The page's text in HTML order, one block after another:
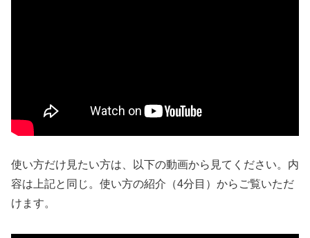
使い方だけ見たい方は、以下の動画から見てください。内
容は上記と同じ。使い方の紹介（4分目）からご覧いただ
けます。